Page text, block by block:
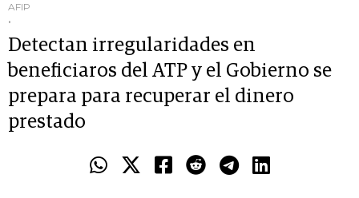
AFIP
.
Detectan irregularidades en
beneficiaros del ATP y el Gobierno se
prepara para recuperar el dinero
prestado